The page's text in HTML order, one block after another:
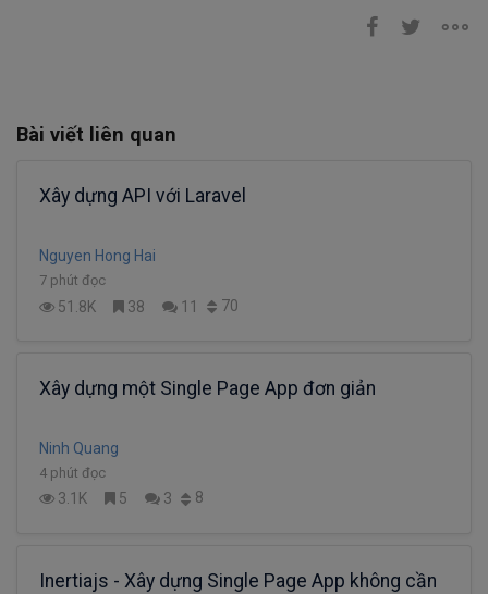
Bài viết liên quan
Xây dựng API với Laravel
Nguyen Hong Hai
7 phút đọc
51.8K 38 11 70
Xây dựng một Single Page App đơn giản
Ninh Quang
4 phút đọc
3.1K 5 3 8
Inertiajs - Xây dựng Single Page App không cần